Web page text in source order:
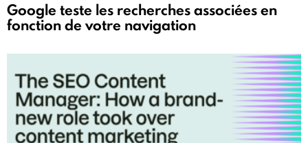
Google teste les recherches associées en
fonction de votre navigation